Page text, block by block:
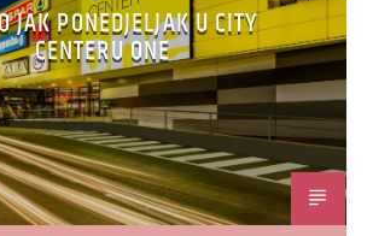
JAK PONEDJELJAK U CITY
CENTERU ONE